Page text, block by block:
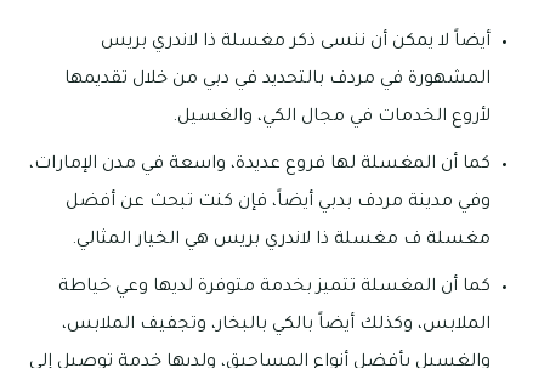
أيضاً لا يمكن أن ننسى ذكر مغسلة ذا لاندري بريس
المشهورة في مردف بالتحديد في دبي من خلال تقديمها
لأروع الخدمات في مجال الكي، والغسيل.
كما أن المغسلة لها فروع عديدة، واسعة في مدن الإمارات،
وفي مدينة مردف بدبي أيضاً، فإن كنت تبحث عن أفضل
مغسلة ف مغسلة ذا لاندري بريس هي الخيار المثالي.
كما أن المغسلة تتميز بخدمة متوفرة لديها وعي خياطة
الملابس، وكذلك أيضاً بالكي بالبخار، وتجفيف الملابس،
والغسيل بأفضل أنواع المساحيق، ولديها خدمة توصيل إلى